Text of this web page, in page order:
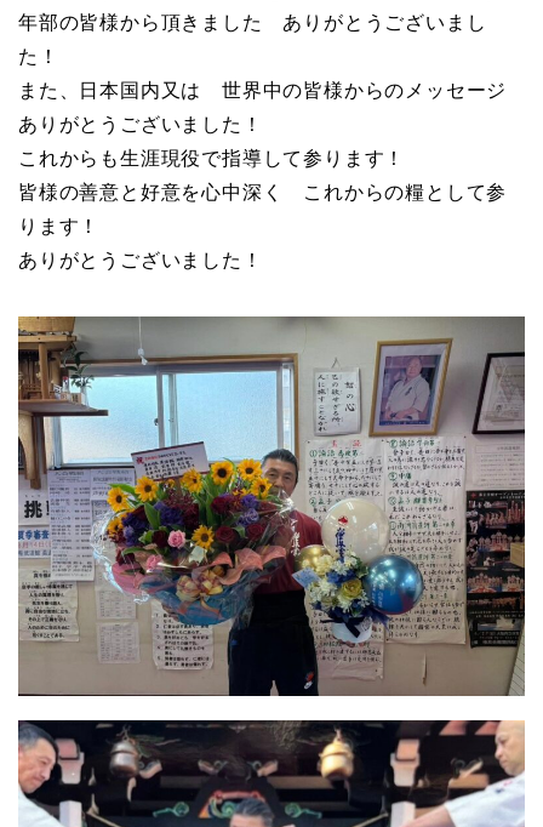
年部の皆様から頂きました ありがとうございまし
た！
また、日本国内又は 世界中の皆様からのメッセージ
ありがとうございました！
これからも生涯現役で指導して参ります！
皆様の善意と好意を心中深く これからの糧として参
ります！
ありがとうございました！